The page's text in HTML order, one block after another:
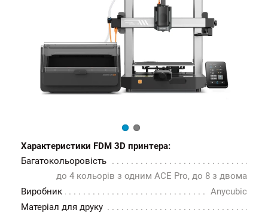
Характеристики FDM 3D принтера:
Багатокольоровість
до 4 кольорів з одним ACE Pro, до 8 з двома
Виробник
Anycubic
Матеріал для друку